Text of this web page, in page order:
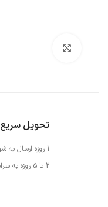
تحویل سریع
1 روزه ارسال به شهر های اصهان
2 تا 5 روزه به سراسر کشور